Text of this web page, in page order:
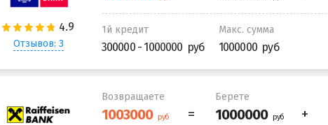
Отзывов: 3
1й кредит
300000 - 1000000
Макс. сумма
1000000
Возвращаете Берете